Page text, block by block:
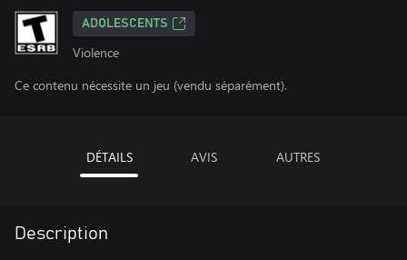
ADOLESCENTS
Violence
Ce contenu nécessite un jeu (vendu séparément).
DÉTAILS AVIS AUTRES
Description